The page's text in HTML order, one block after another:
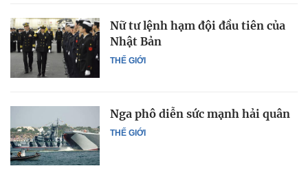
THẾ GIỚI
Nữ tư lệnh hạm đội đầu tiên của
Nhật Bản
THẾ GIỚI
Nga phô diễn sức mạnh hải quân